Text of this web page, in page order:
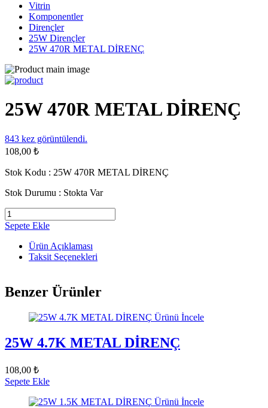
Vitrin
Komponentler
Dirençler
25W Dirençler
25W 470R METAL DİRENÇ
25W 470R METAL DİRENÇ
843 kez görüntülendi.
108,00 ₺
Stok Kodu : 25W 470R METAL DİRENÇ
Stok Durumu : Stokta Var
Sepete Ekle
Ürün Açıklaması
Taksit Seçenekleri
Benzer Ürünler
Ürünü İncele
25W 4.7K METAL DİRENÇ
108,00 ₺
Sepete Ekle
Ürünü İncele